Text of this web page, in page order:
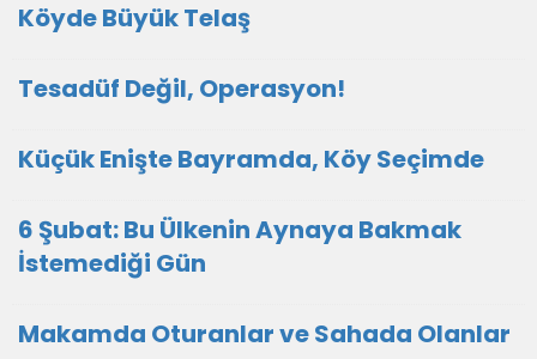
Köyde Büyük Telaş
Tesadüf Değil, Operasyon!
Küçük Enişte Bayramda, Köy Seçimde
6 Şubat: Bu Ülkenin Aynaya Bakmak
İstemediği Gün
Makamda Oturanlar ve Sahada Olanlar